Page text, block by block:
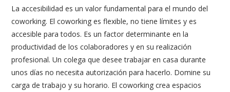
La accesibilidad es un valor fundamental para el mundo del
coworking. El coworking es flexible, no tiene límites y es
accesible para todos. Es un factor determinante en la
productividad de los colaboradores y en su realización
profesional. Un colega que desee trabajar en casa durante
unos días no necesita autorización para hacerlo. Domine su
carga de trabajo y su horario. El coworking crea espacios